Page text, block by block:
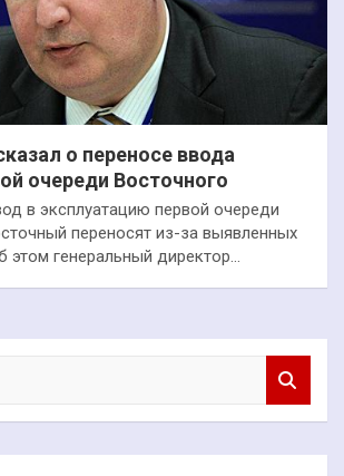
о переносе ввода
очереди Восточного
в эксплуатацию первой очереди
переносят из-за выявленных
этом генеральный директор…